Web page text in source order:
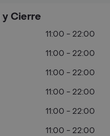
Cierre
11:00 - 22:00
11:00 - 22:00
11:00 - 22:00
11:00 - 22:00
11:00 - 22:00
11:00 - 22:00